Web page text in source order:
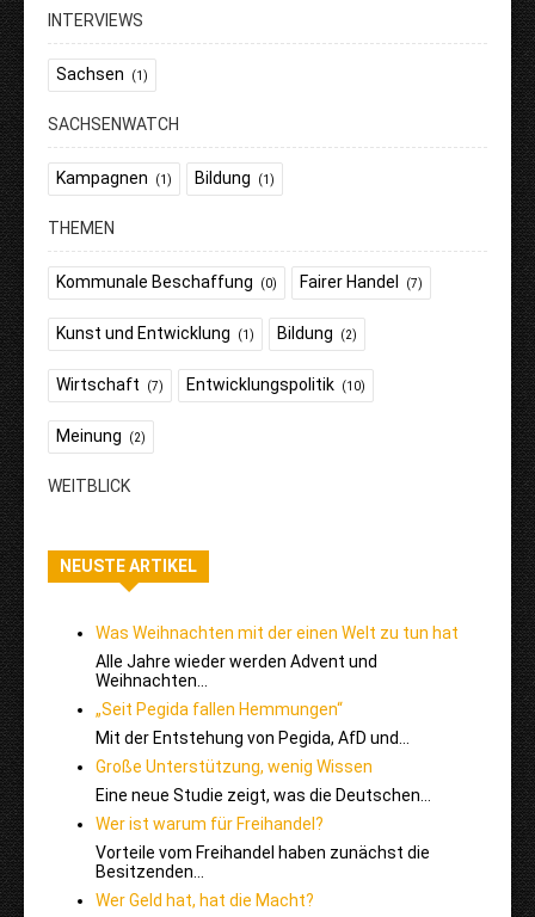
INTERVIEWS
Sachsen (1)
SACHSENWATCH
Kampagnen (1) Bildung (1)
THEMEN
Kommunale Beschaffung (0) Fairer Handel (7)
Kunst und Entwicklung (1) Bildung (2)
Wirtschaft (7) Entwicklungspolitik (10)
Meinung (2)
WEITBLICK
NEUSTE ARTIKEL
Was Weihnachten mit der einen Welt zu tun hat
Alle Jahre wieder werden Advent und
Weihnachten…
„Seit Pegida fallen Hemmungen“
Mit der Entstehung von Pegida, AfD und…
Große Unterstützung, wenig Wissen
Eine neue Studie zeigt, was die Deutschen…
Wer ist warum für Freihandel?
Vorteile vom Freihandel haben zunächst die
Besitzenden…
Wer Geld hat, hat die Macht?